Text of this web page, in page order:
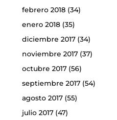
febrero 2018(34)
enero 2018(35)
diciembre 2017(34)
noviembre 2017(37)
octubre 2017(56)
septiembre 2017(54)
agosto 2017(55)
julio 2017(47)